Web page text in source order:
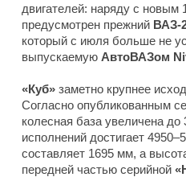
двигателей: наряду с новым
предусмотрен прежний ВАЗ-
который с июля больше не
выпускаемую АвтоВАЗом
«Куб» заметно крупнее
Согласно опубликованным
колесная база увеличена
исполнений достигает
составляет 1695 мм, а
передней частью серийной